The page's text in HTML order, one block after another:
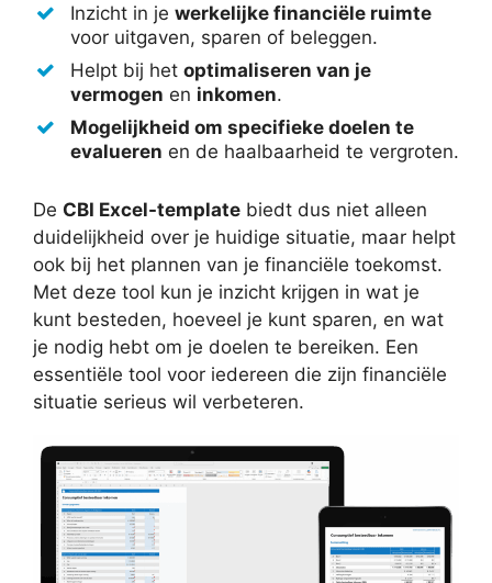
Inzicht in je werkelijke financiële ruimte
voor uitgaven, sparen of beleggen.
Helpt bij het optimaliseren van je
vermogen en inkomen.
Mogelijkheid om specifieke doelen te
evalueren en de haalbaarheid te vergroten.
De CBI Excel-template biedt dus niet alleen
duidelijkheid over je huidige situatie, maar helpt
ook bij het plannen van je financiële toekomst.
Met deze tool kun je inzicht krijgen in wat je
kunt besteden, hoeveel je kunt sparen, en wat
je nodig hebt om je doelen te bereiken. Een
essentiële tool voor iedereen die zijn financiële
situatie serieus wil verbeteren.